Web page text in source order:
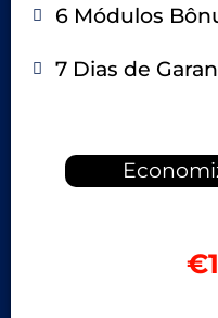
6 Módulos
7 Dias de